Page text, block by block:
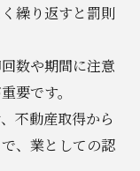
繰り返すと罰則
数や期間に注意
要です。
不動産取得から
、業としての認